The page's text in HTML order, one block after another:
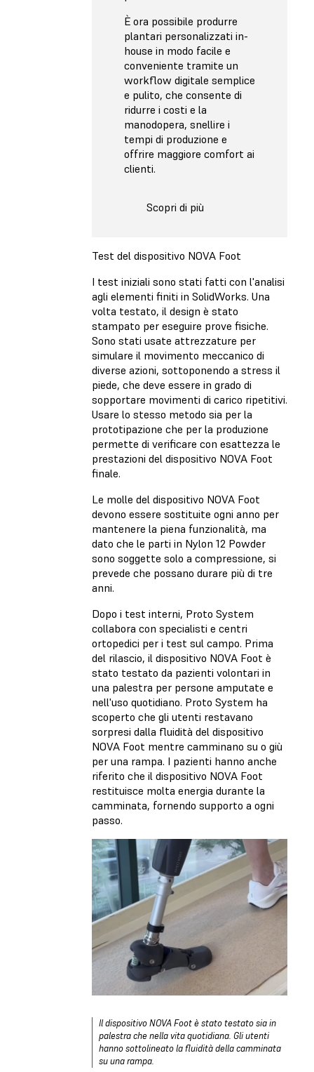
È ora possibile produrre
plantari personalizzati in-
house in modo facile e
conveniente tramite un
workflow digitale semplice
e pulito, che consente di
ridurre i costi e la
manodopera, snellire i
tempi di produzione e
offrire maggiore comfort ai
clienti.
Scopri di più
Test del dispositivo NOVA Foot
I test iniziali sono stati fatti con l'analisi
agli elementi finiti in SolidWorks. Una
volta testato, il design è stato
stampato per eseguire prove fisiche.
Sono stati usate attrezzature per
simulare il movimento meccanico di
diverse azioni, sottoponendo a stress il
piede, che deve essere in grado di
sopportare movimenti di carico ripetitivi.
Usare lo stesso metodo sia per la
prototipazione che per la produzione
permette di verificare con esattezza le
prestazioni del dispositivo NOVA Foot
finale.
Le molle del dispositivo NOVA Foot
devono essere sostituite ogni anno per
mantenere la piena funzionalità, ma
dato che le parti in Nylon 12 Powder
sono soggette solo a compressione, si
prevede che possano durare più di tre
anni.
Dopo i test interni, Proto System
collabora con specialisti e centri
ortopedici per i test sul campo. Prima
del rilascio, il dispositivo NOVA Foot è
stato testato da pazienti volontari in
una palestra per persone amputate e
nell'uso quotidiano. Proto System ha
scoperto che gli utenti restavano
sorpresi dalla fluidità del dispositivo
NOVA Foot mentre camminano su o giù
per una rampa. I pazienti hanno anche
riferito che il dispositivo NOVA Foot
restituisce molta energia durante la
camminata, fornendo supporto a ogni
passo.
Il dispositivo NOVA Foot è stato testato sia in
palestra che nella vita quotidiana. Gli utenti
hanno sottolineato la fluidità della camminata
su una rampa.